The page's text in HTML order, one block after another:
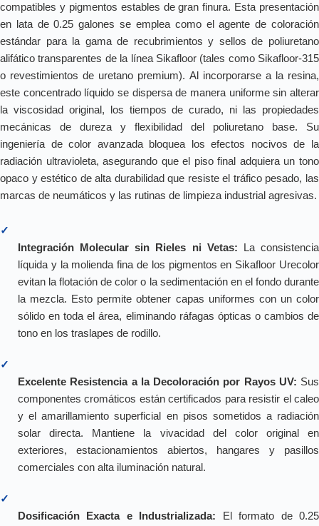
compatibles y pigmentos estables de gran finura. Esta presentación
en lata de 0.25 galones se emplea como el agente de coloración
estándar para la gama de recubrimientos y sellos de poliuretano
alifático transparentes de la línea Sikafloor (tales como Sikafloor-315
o revestimientos de uretano premium). Al incorporarse a la resina,
este concentrado líquido se dispersa de manera uniforme sin alterar
la viscosidad original, los tiempos de curado, ni las propiedades
mecánicas de dureza y flexibilidad del poliuretano base. Su
ingeniería de color avanzada bloquea los efectos nocivos de la
radiación ultravioleta, asegurando que el piso final adquiera un tono
opaco y estético de alta durabilidad que resiste el tráfico pesado, las
marcas de neumáticos y las rutinas de limpieza industrial agresivas.
✓
Integración Molecular sin Rieles ni Vetas: La consistencia
líquida y la molienda fina de los pigmentos en Sikafloor Urecolor
evitan la flotación de color o la sedimentación en el fondo durante
la mezcla. Esto permite obtener capas uniformes con un color
sólido en toda el área, eliminando ráfagas ópticas o cambios de
tono en los traslapes de rodillo.
✓
Excelente Resistencia a la Decoloración por Rayos UV: Sus
componentes cromáticos están certificados para resistir el caleo
y el amarillamiento superficial en pisos sometidos a radiación
solar directa. Mantiene la vivacidad del color original en
exteriores, estacionamientos abiertos, hangares y pasillos
comerciales con alta iluminación natural.
✓
Dosificación Exacta e Industrializada: El formato de 0.25